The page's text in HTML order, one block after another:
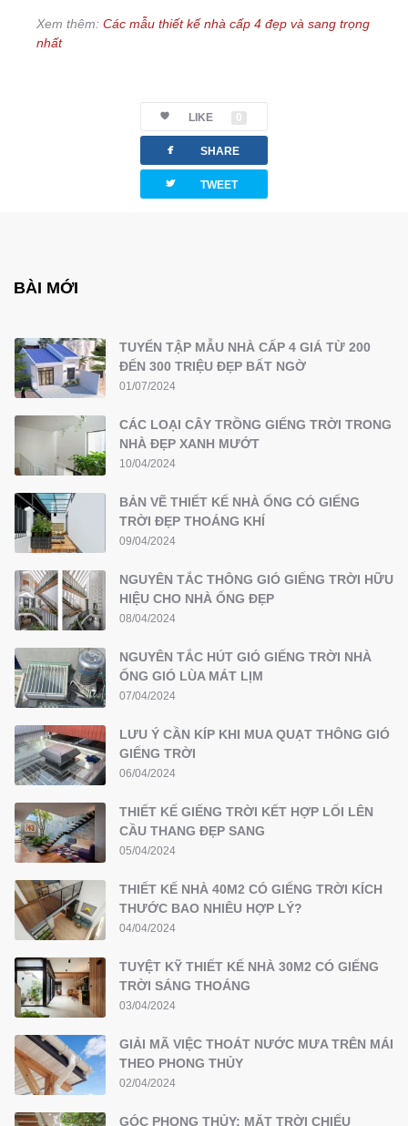
Xem thêm: Các mẫu thiết kế nhà cấp 4 đẹp và sang trọng
nhất
LIKE 0
facebook SHARE
twitterbird TWEET
BÀI MỚI
TUYỂN TẬP MẪU NHÀ CẤP 4 GIÁ TỪ 200
ĐẾN 300 TRIỆU ĐẸP BẤT NGỜ
01/07/2024
CÁC LOẠI CÂY TRỒNG GIẾNG TRỜI TRONG
NHÀ ĐẸP XANH MƯỚT
10/04/2024
BẢN VẼ THIẾT KẾ NHÀ ỐNG CÓ GIẾNG
TRỜI ĐẸP THOÁNG KHÍ
09/04/2024
NGUYÊN TẮC THÔNG GIÓ GIẾNG TRỜI HỮU
HIỆU CHO NHÀ ỐNG ĐẸP
08/04/2024
NGUYÊN TẮC HÚT GIÓ GIẾNG TRỜI NHÀ
ỐNG GIÓ LÙA MÁT LỊM
07/04/2024
LƯU Ý CẦN KÍP KHI MUA QUẠT THÔNG GIÓ
GIẾNG TRỜI
06/04/2024
THIẾT KẾ GIẾNG TRỜI KẾT HỢP LỐI LÊN
CẦU THANG ĐẸP SANG
05/04/2024
THIẾT KẾ NHÀ 40M2 CÓ GIẾNG TRỜI KÍCH
THƯỚC BAO NHIÊU HỢP LÝ?
04/04/2024
TUYỆT KỸ THIẾT KẾ NHÀ 30M2 CÓ GIẾNG
TRỜI SÁNG THOÁNG
03/04/2024
GIẢI MÃ VIỆC THOÁT NƯỚC MƯA TRÊN MÁI
THEO PHONG THỦY
02/04/2024
GÓC PHONG THỦY: MẶT TRỜI CHIẾU